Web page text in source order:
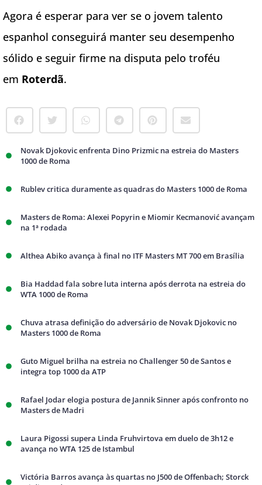
Agora é esperar para ver se o jovem talento
espanhol conseguirá manter seu desempenho
sólido e seguir firme na disputa pelo troféu
em Roterdã.
Novak Djokovic enfrenta Dino Prizmic na estreia do Masters
1000 de Roma
Rublev critica duramente as quadras do Masters 1000 de Roma
Masters de Roma: Alexei Popyrin e Miomir Kecmanović avançam
na 1ª rodada
Althea Abiko avança à final no ITF Masters MT 700 em Brasília
Bia Haddad fala sobre luta interna após derrota na estreia do
WTA 1000 de Roma
Chuva atrasa definição do adversário de Novak Djokovic no
Masters 1000 de Roma
Guto Miguel brilha na estreia no Challenger 50 de Santos e
integra top 1000 da ATP
Rafael Jodar elogia postura de Jannik Sinner após confronto no
Masters de Madri
Laura Pigossi supera Linda Fruhvirtova em duelo de 3h12 e
avança no WTA 125 de Istambul
Victória Barros avança às quartas no J500 de Offenbach; Storck